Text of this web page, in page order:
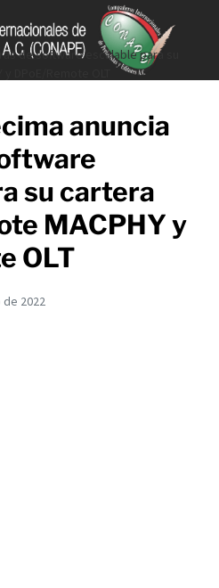
de software escalable para su
anuncia
su cartera
MACPHY y
OLT
de 2022